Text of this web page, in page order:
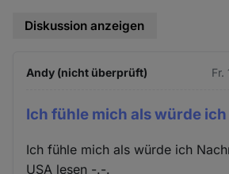
Diskussion anzeigen
Andy (nicht überprüft) Fr.
Ich fühle mich als würde ich
Ich fühle mich als würde ich
USA lesen -.-.